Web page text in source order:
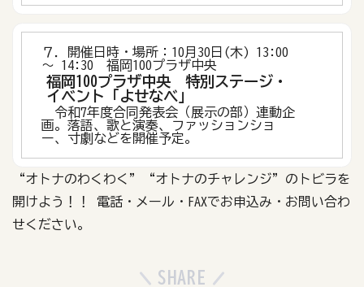
７．開催日時・場所：10月30日(木) 13:00
～ 14:30 福岡100プラザ中央
福岡100プラザ中央 特別ステージ・
イベント「よせなべ」
令和7年度合同発表会（展示の部）連動企
画。落語、歌と演奏、ファッションショ
ー、寸劇などを開催予定。
“オトナのわくわく”“オトナのチャレンジ”のトビラを
開けよう！！
電話・メール・FAXでお申込み・お問い合わ
せください。
SHARE